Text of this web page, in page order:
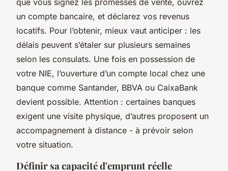
un compte bancaire, et déclarez vos revenus
locatifs. Pour l’obtenir, mieux vaut anticiper : les
délais peuvent s’étaler sur plusieurs semaines
selon les consulats. Une fois en possession de
votre NIE, l’ouverture d’un compte local chez une
banque comme Santander, BBVA ou CaixaBank
devient possible. Attention : certaines banques
exigent une visite physique, d’autres proposent un
accompagnement à distance - à prévoir selon
votre situation.
Définir sa capacité d'emprunt réelle